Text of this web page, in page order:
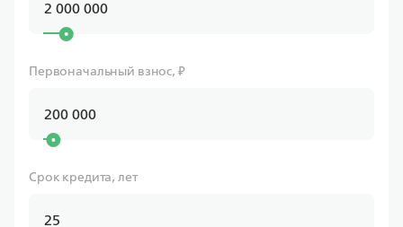
Первоначальный взнос, ₽
Срок кредита, лет